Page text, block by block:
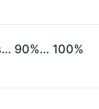
90%… 100%